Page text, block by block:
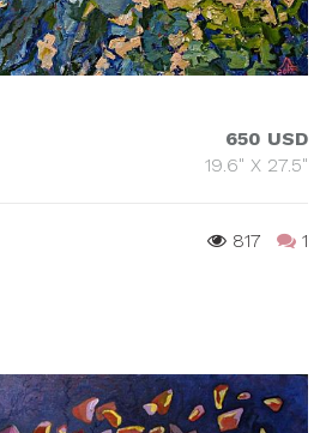
650 USD
19.6" X 27.5"
817 1